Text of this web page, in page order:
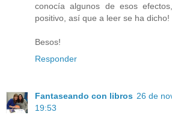
conocía algunos de esos
positivo, así que a leer se ha dicho!
Besos!
Responder
Fantaseando con libros 26 de
19:53